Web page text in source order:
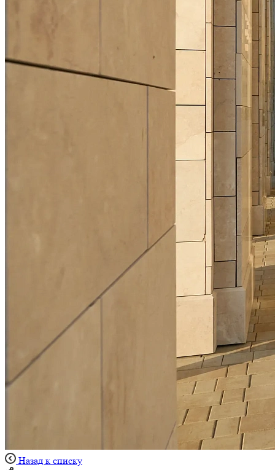
Назад к списку